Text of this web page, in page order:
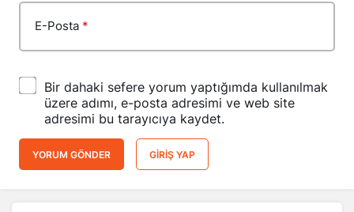
E-Posta *
Bir dahaki sefere yorum yaptığımda kullanılmak
üzere adımı, e-posta adresimi ve web site
adresimi bu tarayıcıya kaydet.
YORUM GÖNDER GIRIŞ YAP